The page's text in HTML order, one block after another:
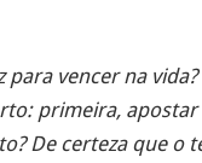
para vencer na
primeira,
De certeza que o